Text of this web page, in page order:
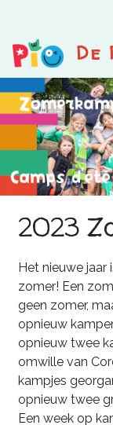
naar
de
gaan
De
2023
Het nieuwe jaar
zomer! Een
geen zomer,
opnieuw
opnieuw twee
omwille van
kampjes
opnieuw twee
Een week op